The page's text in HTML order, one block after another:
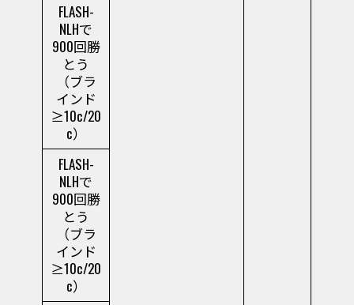
FLASH-
NLHで
900回勝
とう
（ブラ
インド
≥10c/20
c）
FLASH-
NLHで
900回勝
とう
（ブラ
インド
≥10c/20
c）